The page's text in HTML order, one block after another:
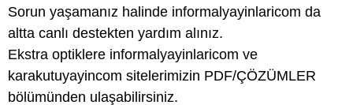
Sorun yaşamanız halinde informalyayinlaricom da
altta canlı destekten yardım alınız.
Ekstra optiklere informalyayinlaricom ve
karakutuyayincom sitelerimizin PDF/ÇÖZÜMLER
bölümünden ulaşabilirsiniz.